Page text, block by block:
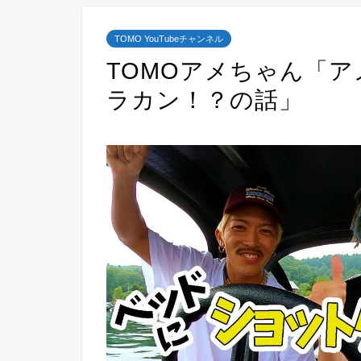
TOMO YouTubeチャンネル
TOMOアメちゃん「
ラカン！？の話」